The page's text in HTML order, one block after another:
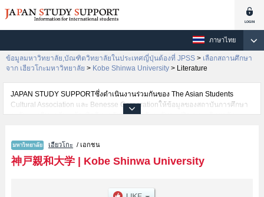
ภาษาไทย
ข้อมูลมหาวิทยาลัย,บัณฑิตวิทยาลัยในประเทศญี่ปุ่นต้องที่ JPSS > เลือกสถานศึกษา
จาก เฮียวโกะมหาวิทยาลัย > Kobe Shinwa University > Literature
JAPAN STUDY SUPPORTซึ่งดำเนินงานร่วมกันของ The Asian Students
Cultural Association และ Benesse Corporationให้ข้อมูลของสถาบันการศึกษา
ระดับมหาวิทยาลัย・บัณฑิตวิทยาลัย・วิทยาลัยระดับอนุปริญญา・วิทยาลัย
ต่างชาติเช่นข้อมูลของแต่ละคณะ,ข้อมูลการสอบคัดเลือกเข้าศึกษาเช่นจำนวนคน
ที่รับสมัครหรือจำนวนคนที่ผ่านการสอบคัดเลือกเป็นต้น,แนะนำสถานที่,การเดิน
ทางเป็นต้นไว้ด้วยดังนั้นขอเชิญใช้บริการค้นหาข้อมูลตามอัธยาศัย
เฮียวโกะ / เอกชน
神戸親和大学| Kobe Shinwa University